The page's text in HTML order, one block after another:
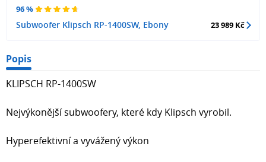
96 %
Subwoofer Klipsch RP-1400SW, Ebony 23 989 Kč
Popis
KLIPSCH RP-1400SW
Nejvýkonější subwoofery, které kdy Klipsch vyrobil.
Hyperefektivní a vyvážený výkon